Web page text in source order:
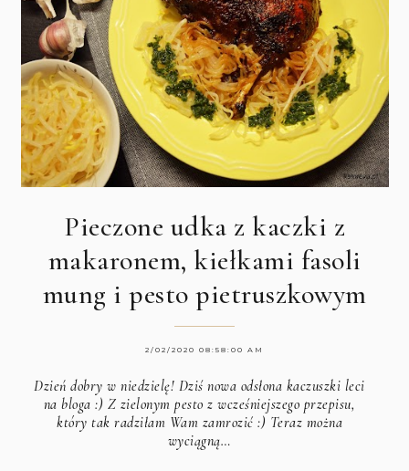
Pieczone udka z kaczki z
makaronem, kiełkami fasoli
mung i pesto pietruszkowym
2/02/2020 08:58:00 AM
Dzień dobry w niedzielę! Dziś nowa odsłona kaczuszki leci
na bloga :) Z zielonym pesto z wcześniejszego przepisu,
który tak radziłam Wam zamrozić :) Teraz można
wyciągną…